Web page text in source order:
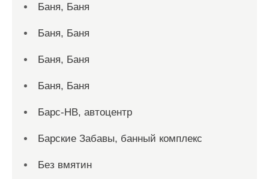
Баня, Баня
Баня, Баня
Баня, Баня
Баня, Баня
Барс-НВ, автоцентр
Барские Забавы, банный комплекс
Без вмятин